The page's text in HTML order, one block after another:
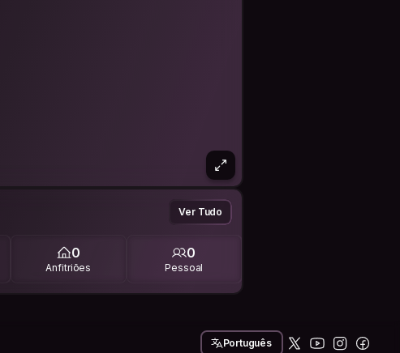
Ver Tudo
0
Anfitriões
0
Pessoal
Português